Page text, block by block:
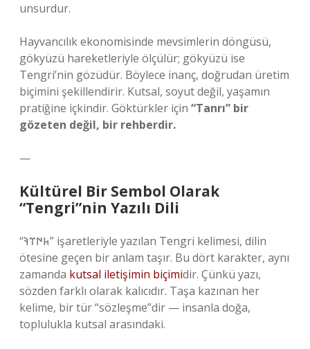
unsurdur.
Hayvancılık ekonomisinde mevsimlerin döngüsü,
gökyüzü hareketleriyle ölçülür; gökyüzü ise
Tengri’nin gözüdür. Böylece inanç, doğrudan üretim
biçimini şekillendirir. Kutsal, soyut değil, yaşamın
pratiğine içkindir. Göktürkler için “Tanrı” bir
gözeten değil, bir rehberdir.
—
Kültürel Bir Sembol Olarak
“Tengri”nin Yazılı Dili
“𐱅𐰇𐰼𐰚” işaretleriyle yazılan Tengri kelimesi, dilin
ötesine geçen bir anlam taşır. Bu dört karakter, aynı
zamanda kutsal iletişimin biçimidir. Çünkü yazı,
sözden farklı olarak kalıcıdır. Taşa kazınan her
kelime, bir tür “sözleşme”dir — insanla doğa,
toplulukla kutsal arasındaki.